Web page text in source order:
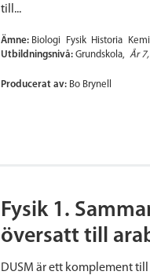
till...
Ämne: Biologi Fysik Historia Kemi
Utbildningsnivå: Grundskola År 7
Producerat av: Bo Brynell
Fysik 1.
översatt till
DUSM är ett komplement